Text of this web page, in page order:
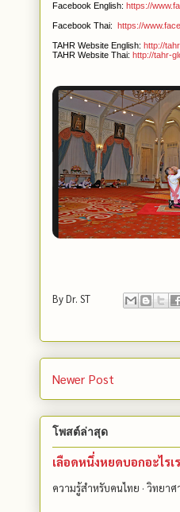
Facebook English: https://
Facebook Thai: https://
TAHR Website English: http://
TAHR Website Thai: http://tahr-
ByDr. ST
Newer Post
โพสต์ล่าสุด
เลือดหนึ่งหยดบอกอะไรเ
ความรู้สำหรับคนไทย · วิทยาศ